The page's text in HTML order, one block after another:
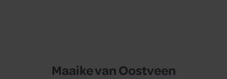
Maaike van Oostveen